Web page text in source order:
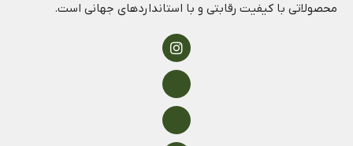
محصولاتی با کیفیت رقابتی و با استانداردهای جهانی است.